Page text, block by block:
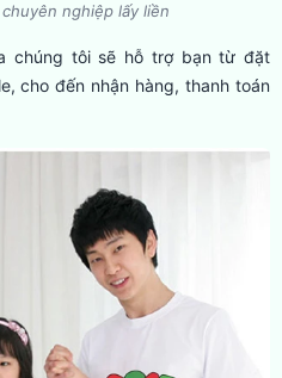
nghiệp lấy liền
chúng tôi sẽ hỗ trợ bạn từ đặt
cho đến nhận hàng, thanh toán